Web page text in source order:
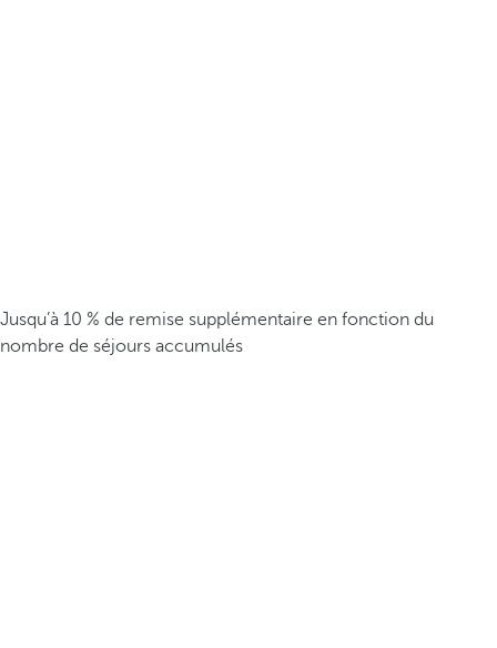
Jusqu’à 10 % de remise supplémentaire en fonction du
nombre de séjours accumulés